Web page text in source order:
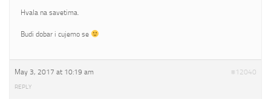
Hvala na savetima.
Budi dobar i cujemo se
May 3, 2017 at 10:19 am #12040
REPLY